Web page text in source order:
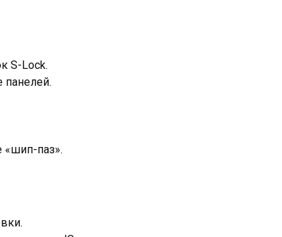
S-Lock.
панелей.
«шип-паз».